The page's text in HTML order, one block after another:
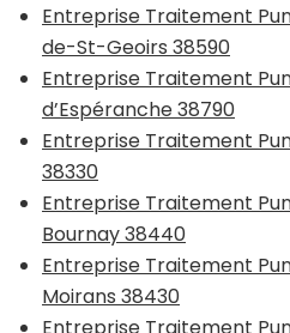
Entreprise Traitement
de-St-Geoirs 38590
Entreprise Traitement
d’Espéranche 38790
Entreprise Traitement
38330
Entreprise Traitement
Bournay 38440
Entreprise Traitement
Moirans 38430
Entreprise Traitement